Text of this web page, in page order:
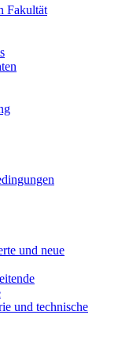
Fakultät
und neue
und technische